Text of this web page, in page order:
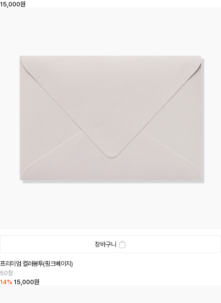
15,000원
장바구니
프리미엄 컬러봉투(핑크베이지)
50장
14% 15,000원